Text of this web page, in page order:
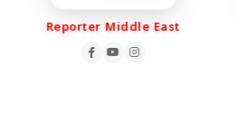
Reporter Middle East